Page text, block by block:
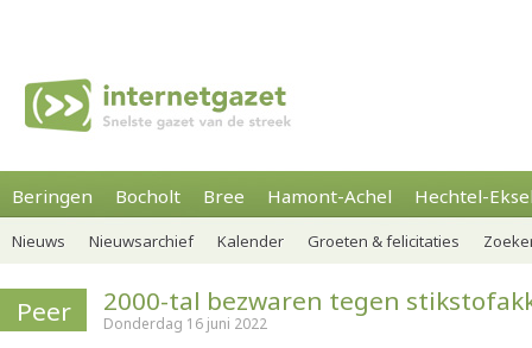
Beringen Bocholt Bree Hamont-Achel Hechtel-
Nieuws Nieuwsarchief Kalender Groeten & felicitaties
Peer 2000-tal bezwaren tegen
Donderdag 16 juni 2022